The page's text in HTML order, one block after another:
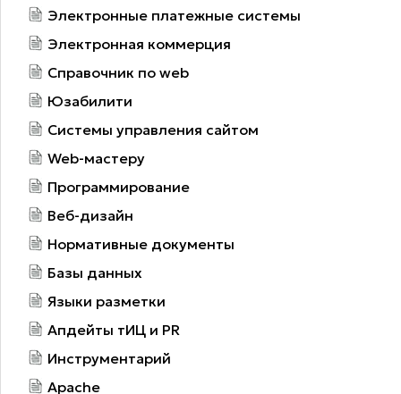
Электронные платежные системы
Электронная коммерция
Справочник по web
Юзабилити
Системы управления сайтом
Web-мастеру
Программирование
Веб-дизайн
Нормативные документы
Базы данных
Языки разметки
Апдейты тИЦ и PR
Инструментарий
Apache